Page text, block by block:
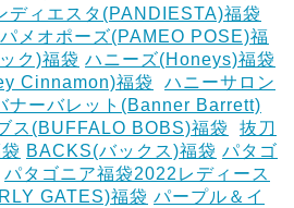
ディエスタ(PANDIESTA)福袋
パメオポーズ(PAMEO POSE)福
ク)福袋 ハニーズ(Honeys)福袋
Cinnamon)福袋
ハニーサロン
ナーバレット(Banner Barrett)
ス(BUFFALO BOBS)福袋
抜刀
BACKS(バックス)福袋 パタゴ
パタゴニア福袋2022レディース
GATES)福袋 パープル＆イ